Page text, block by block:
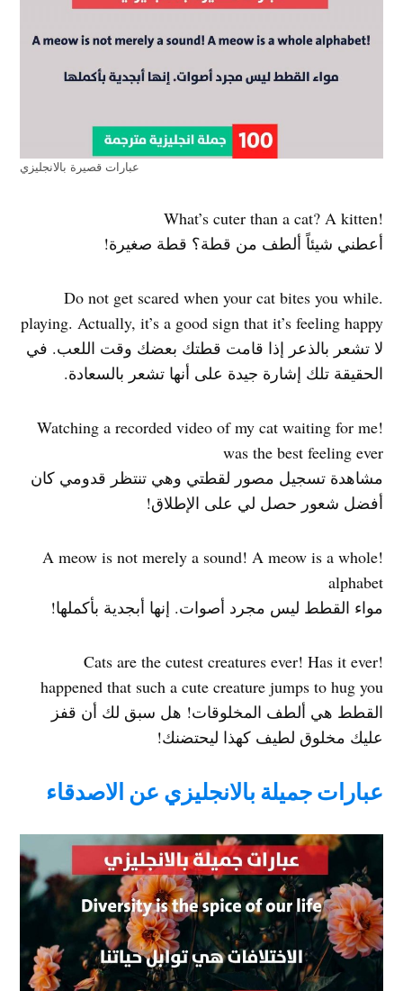
عبارات قصيرة بالانجليزي
!What’s cuter than a cat? A kitten
أعطني شيئاً ألطف من قطة؟ قطة صغيرة!
.Do not get scared when your cat bites you while
playing. Actually, it’s a good sign that it’s feeling happy
لا تشعر بالذعر إذا قامت قطتك بعضك وقت اللعب. في
الحقيقة تلك إشارة جيدة على أنها تشعر بالسعادة.
!Watching a recorded video of my cat waiting for me
was the best feeling ever
مشاهدة تسجيل مصور لقطتي وهي تنتظر قدومي كان
أفضل شعور حصل لي على الإطلاق!
!A meow is not merely a sound! A meow is a whole
alphabet
مواء القطط ليس مجرد أصوات. إنها أبجدية بأكملها!
!Cats are the cutest creatures ever! Has it ever
happened that such a cute creature jumps to hug you
القطط هي ألطف المخلوقات! هل سبق لك أن قفز
عليك مخلوق لطيف كهذا ليحتضنك!
عبارات جميلة بالانجليزي عن الاصدقاء